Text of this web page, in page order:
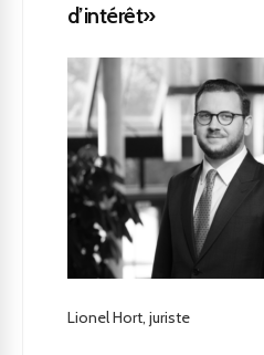
d’intérêt»
Lionel Hort, juriste